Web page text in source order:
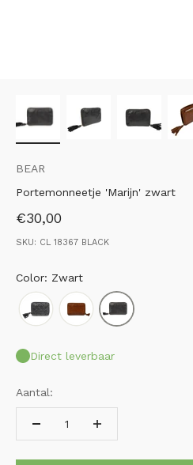
BEAR
Portemonneetje 'Marijn' zwart
Aanbiedingsprijs
€30,00
SKU: CL 18367 BLACK
Color: Zwart
Direct leverbaar
Aantal: